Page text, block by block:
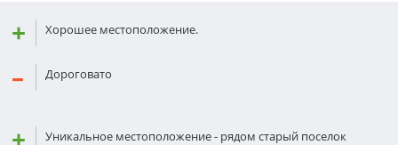
Хорошее местоположение.
Дороговато
Уникальное местоположение - рядом старый поселок